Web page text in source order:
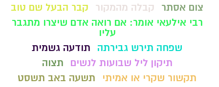
צום אסתר
קבלה מהמקור
קבר הבעל שם טוב
רבי אילעאי אומר: אם רואה אדם שיצרו מתגבר
עליו
שפחה תירש גבירתה
תודעה גשמית
תיקון ליל שבועות לנשים
תצוה
תקשור שקרי או אמיתי
תשעה באב תשסט